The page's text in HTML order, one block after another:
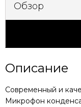
Обзор
Описание
Современный и
Микрофон